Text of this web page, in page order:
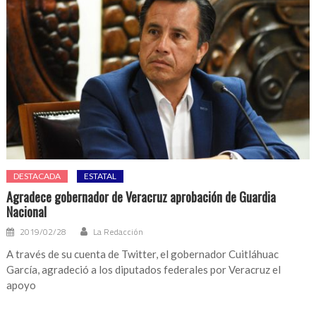
DESTACADA ESTATAL
Agradece gobernador de Veracruz aprobación de Guardia
Nacional
2019/02/28 La Redacción
A través de su cuenta de Twitter, el gobernador Cuitláhuac
García, agradeció a los diputados federales por Veracruz el
apoyo